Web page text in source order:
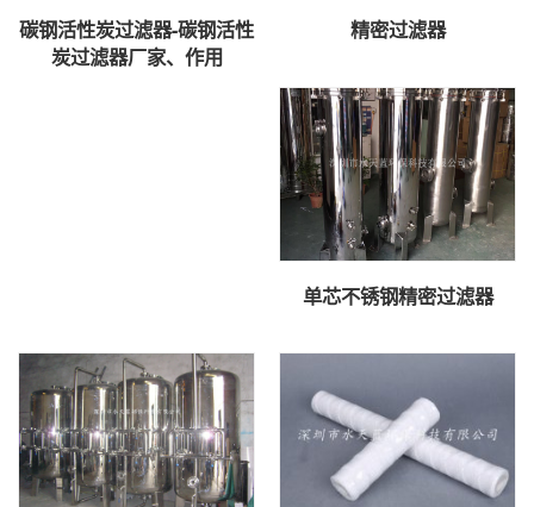
碳钢活性炭过滤器-碳钢活性
炭过滤器厂家、作用
精密过滤器
单芯不锈钢精密过滤器